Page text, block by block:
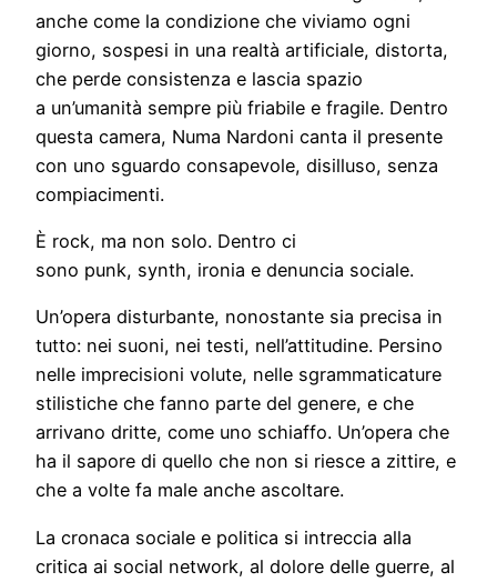
anche come la condizione che viviamo ogni
giorno, sospesi in una realtà artificiale, distorta,
che perde consistenza e lascia spazio
a un’umanità sempre più friabile e fragile. Dentro
questa camera, Numa Nardoni canta il presente
con uno sguardo consapevole, disilluso, senza
compiacimenti.
È rock, ma non solo. Dentro ci
sono punk, synth, ironia e denuncia sociale.
Un’opera disturbante, nonostante sia precisa in
tutto: nei suoni, nei testi, nell’attitudine. Persino
nelle imprecisioni volute, nelle sgrammaticature
stilistiche che fanno parte del genere, e che
arrivano dritte, come uno schiaffo. Un’opera che
ha il sapore di quello che non si riesce a zittire, e
che a volte fa male anche ascoltare.
La cronaca sociale e politica si intreccia alla
critica ai social network, al dolore delle guerre, al